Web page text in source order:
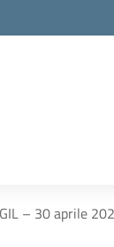
– 30 aprile